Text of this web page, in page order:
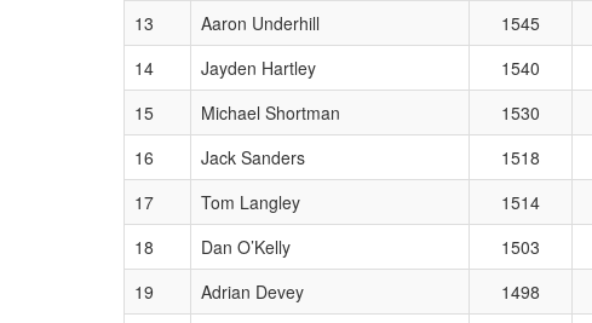
13
Aaron Underhill 1545
14
Jayden Hartley 1540
15
Michael Shortman 1530
16
Jack Sanders 1518
17
Tom Langley 1514
18
Dan O’Kelly 1503
19
Adrian Devey 1498